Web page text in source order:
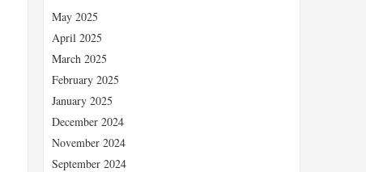
May 2025
April 2025
March 2025
February 2025
January 2025
December 2024
November 2024
September 2024